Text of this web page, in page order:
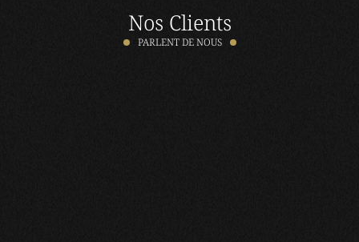
Nos Clients
PARLENT DE NOUS